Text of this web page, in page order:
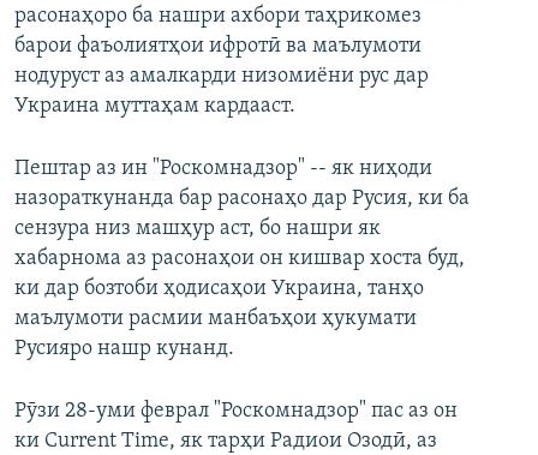
расонаҳоро ба нашри ахбори таҳрикомез
барои фаъолиятҳои ифротӣ ва маълумоти
нодуруст аз амалкарди низомиёни рус дар
Украина муттаҳам кардааст.
Пештар аз ин "Роскомнадзор" -- як ниҳоди
назораткунанда бар расонаҳо дар Русия, ки ба
сензура низ машҳур аст, бо нашри як
хабарнома аз расонаҳои он кишвар хоста буд,
ки дар бозтоби ҳодисаҳои Украина, танҳо
маълумоти расмии манбаъҳои ҳукумати
Русияро нашр кунанд.
Рӯзи 28-уми феврал "Роскомнадзор" пас аз он
ки Current Time, як тарҳи Радиои Озодӣ, аз